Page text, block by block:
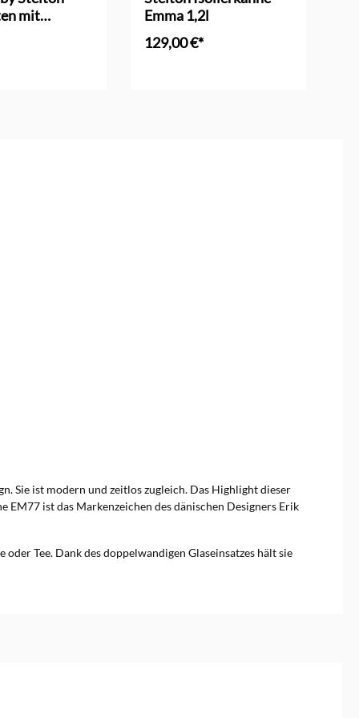
mit
Emma 1,2l
129,00 €*
Sie ist modern und zeitlos zugleich. Das Highlight dieser
ist das Markenzeichen des dänischen Designers Erik
Tee. Dank des doppelwandigen Glaseinsatzes hält sie